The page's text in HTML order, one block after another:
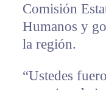
Comisión
Humanos y
la región.
“Ustedes